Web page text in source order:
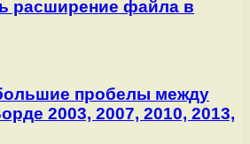
расширение файла в
пробелы между
2003, 2007, 2010, 2013,